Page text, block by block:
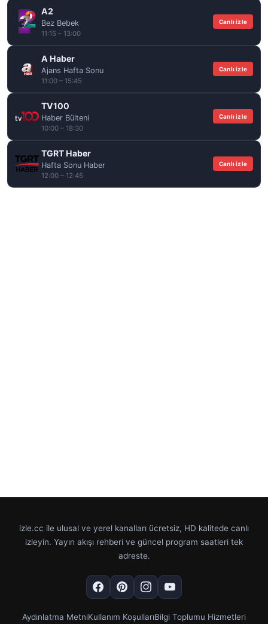
A2
Bez Bebek
11:15 – 13:00
Canlı izle
A Haber
Ajans Hafta Sonu
11:00 – 15:45
Canlı izle
TV100
Haber Bülteni
10:00 – 18:30
Canlı izle
TGRT Haber
Hafta Sonu Haber
12:00 – 12:45
Canlı izle
izle.cc ile ulusal ve yerel kanalları ücretsiz, HD kalitede canlı
izleyin. Yayın akışı rehberi ve güncel program saatleri tek
adreste.
Aydınlatma MetniKullanım KoşullarıBilgi Toplumu Hizmetleri